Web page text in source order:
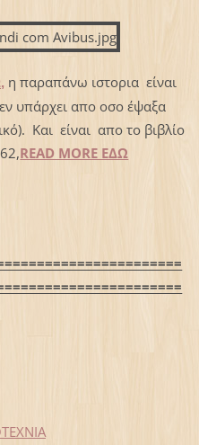
η παραπάνω ιστορια είναι
υπάρχει απο οσο έψαξα
Και είναι απο το βιβλίο
READ MORE ΕΔΩ